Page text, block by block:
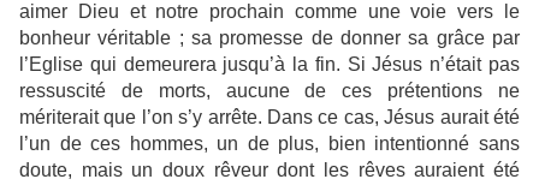
aimer Dieu et notre prochain comme une voie vers le
bonheur véritable ; sa promesse de donner sa grâce par
l’Eglise qui demeurera jusqu’à la fin. Si Jésus n’était pas
ressuscité de morts, aucune de ces prétentions ne
mériterait que l’on s’y arrête. Dans ce cas, Jésus aurait été
l’un de ces hommes, un de plus, bien intentionné sans
doute, mais un doux rêveur dont les rêves auraient été